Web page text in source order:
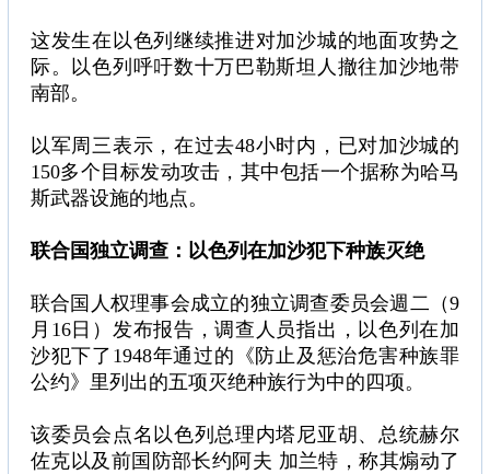
这发生在以色列继续推进对加沙城的地面攻势之
际。以色列呼吁数十万巴勒斯坦人撤往加沙地带
南部。
以军周三表示，在过去48小时内，已对加沙城的
150多个目标发动攻击，其中包括一个据称为哈马
斯武器设施的地点。
联合国独立调查：以色列在加沙犯下种族灭绝
联合国人权理事会成立的独立调查委员会週二（9
月16日）发布报告，调查人员指出，以色列在加
沙犯下了1948年通过的《防止及惩治危害种族罪
公约》里列出的五项灭绝种族行为中的四项。
该委员会点名以色列总理内塔尼亚胡、总统赫尔
佐克以及前国防部长约阿夫 加兰特，称其煽动了